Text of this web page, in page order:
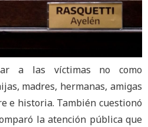
a las víctimas no como
madres, hermanas, amigas
e historia. También cuestionó
la atención pública que